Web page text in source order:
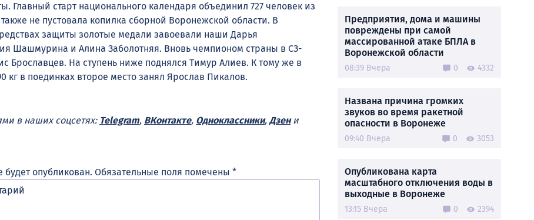
Главный старт национального календаря объединил 727 человек из
не пустовала копилка сборной Воронежской области. В
защиты золотые медали завоевали наши Дарья
Шашмурина и Алина Заболотняя. Вновь чемпионом страны в СЗ-
Брославцев. На ступень ниже поднялся Тимур Алиев. К тому же в
кг в поединках второе место занял Ярослав Пикалов.
в наших соцсетях: Telegram, ВКонтакте, Одноклассники, Дзени
опубликован. Обязательные поля помечены *
Предприятия, дома и машины
повреждены при самой
массированной атаке БПЛА в
Воронежской области
08:39 Вчера 0 4332
Названа причина громких
звуков во время ракетной
опасности в Воронеже
09:40 Вчера 0 3053
Опубликована карта
масштабного отключения воды в
выходные в Воронеже
13:15 Вчера 0 2394